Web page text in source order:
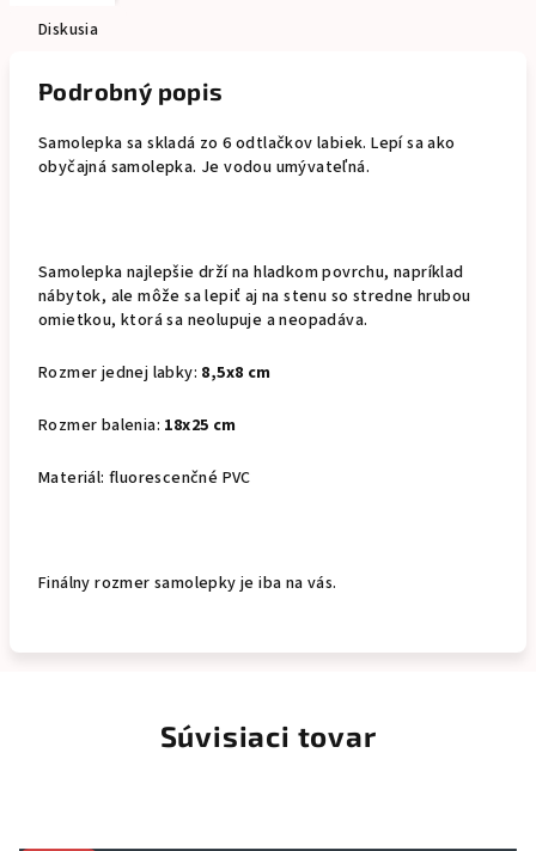
Diskusia
Podrobný popis
Samolepka sa skladá zo 6 odtlačkov labiek. Lepí sa ako
obyčajná samolepka. Je vodou umývateľná.
Samolepka najlepšie drží na hladkom povrchu, napríklad
nábytok, ale môže sa lepiť aj na stenu so stredne hrubou
omietkou, ktorá sa neolupuje a neopadáva.
Rozmer jednej labky: 8,5x8 cm
Rozmer balenia: 18x25 cm
Materiál: fluorescenčné PVC
Finálny rozmer samolepky je iba na vás.
Súvisiaci tovar